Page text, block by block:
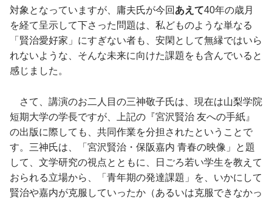
対象となっていますが、庸夫氏が今回 あえて40年の歳月
を経て呈示して下さった問題は、私どものような単なる
「賢治愛好家」にすぎない者も、安閑として無縁ではいら
れないような、そんな未来に向けた課題をも含んでいると
感じました。
さて、講演のお二人目の三神敬子氏は、現在は山梨学院
短期大学の学長ですが、上記の『宮沢賢治 友への手紙』
の出版に際しても、共同作業を分担されたということで
す。三神氏は、「宮沢賢治・保阪嘉内 青春の映像」と題
して、文学研究の視点とともに、日ごろ若い学生を教えて
おられる立場から、「青年期の発達課題」を、いかにして
賢治や嘉内が克服していったか（あるいは克服できなかっ